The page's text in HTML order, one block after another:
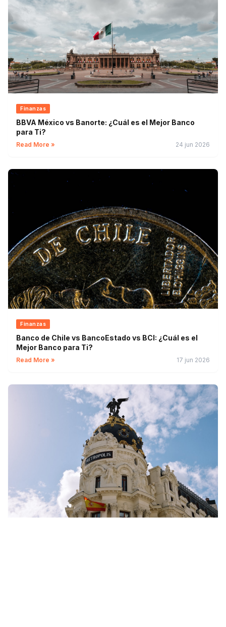
Finanzas
BBVA México vs Banorte: ¿Cuál es el Mejor Banco
para Ti?
Read More » 24 jun 2026
Finanzas
Banco de Chile vs BancoEstado vs BCI: ¿Cuál es el
Mejor Banco para Ti?
Read More » 17 jun 2026